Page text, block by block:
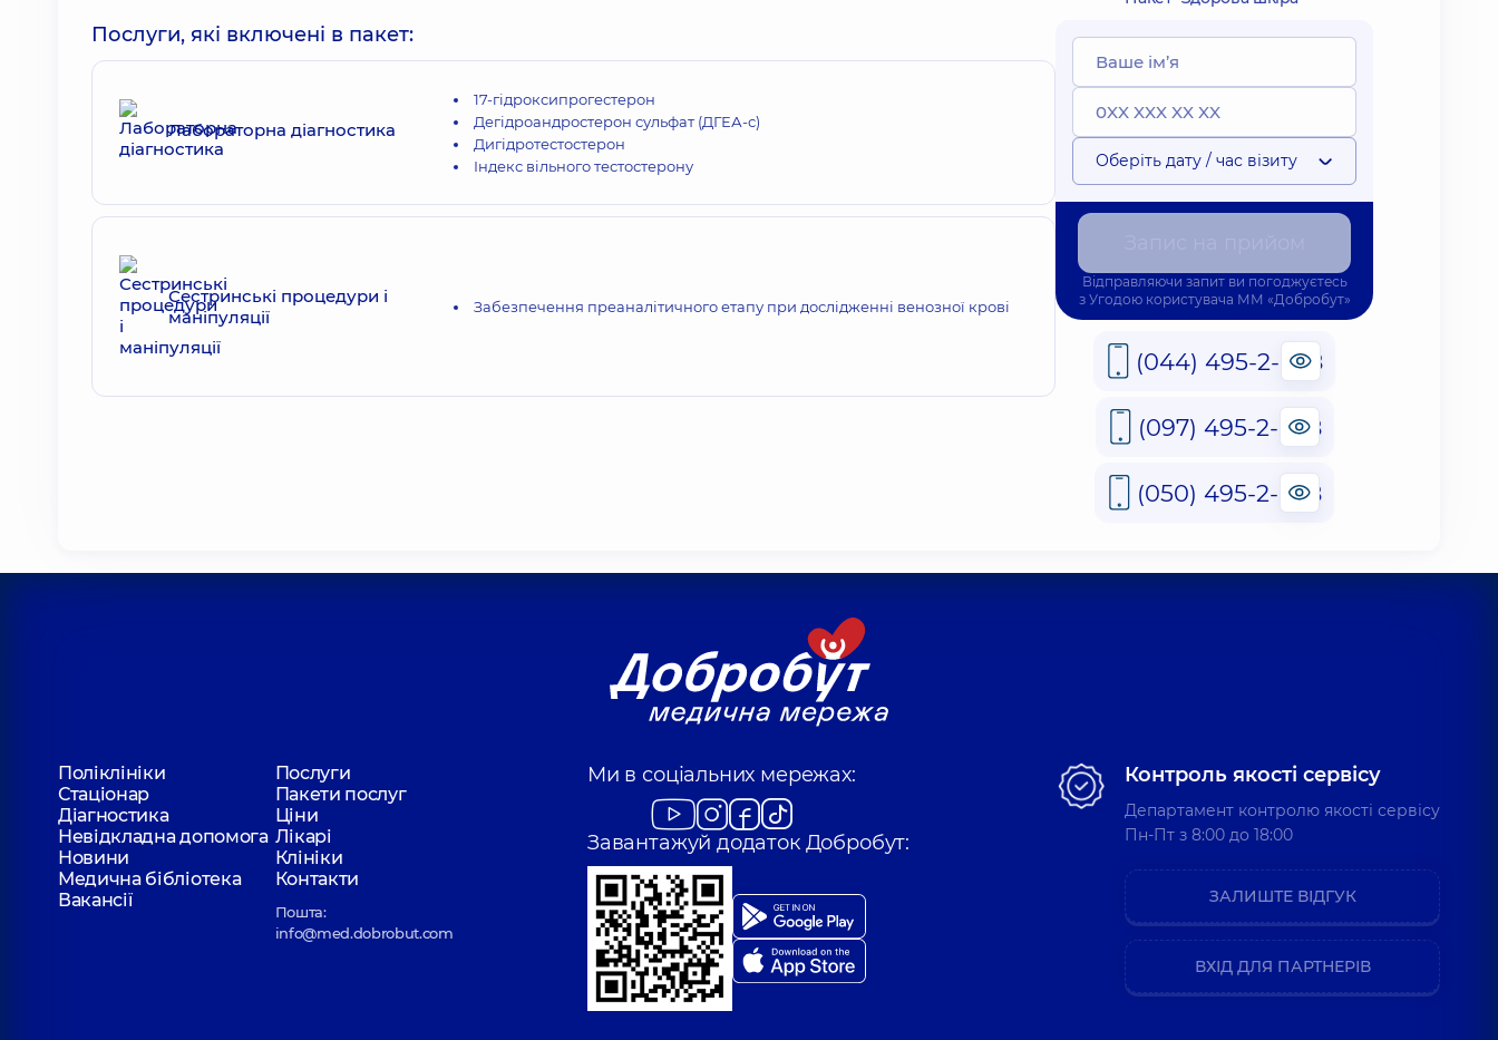
Послуги, які включені в пакет:
Лабораторна діагностика
17-гідроксипрогестерон
Дегідроандростерон сульфат (ДГЕА-с)
Дигідротестостерон
Індекс вільного тестостерону
Сестринські процедури і
маніпуляції
Забезпечення преаналітичного етапу при дослідженні венозної крові
Оберіть дату / час візиту
Відправляючи запит ви погоджуєтесь
з Угодою користувача ММ «Добробут»
(044) 495-2-888
(097) 495-2-888
(050) 495-2-888
Поліклініки
Послуги
Стаціонар
Пакети послуг
Діагностика
Ціни
Невідкладна допомога Лікарі
Новини
Клініки
Медична бібліотека
Контакти
Вакансії
Пошта:
info@med.dobrobut.com
Ми в соціальних мережах:
Завантажуй додаток Добробут:
Контроль якості сервісу
Департамент контролю якості сервісу
Пн-Пт з 8:00 до 18:00
ЗАЛИШТЕ ВІДГУК
ВХІД ДЛЯ ПАРТНЕРІВ